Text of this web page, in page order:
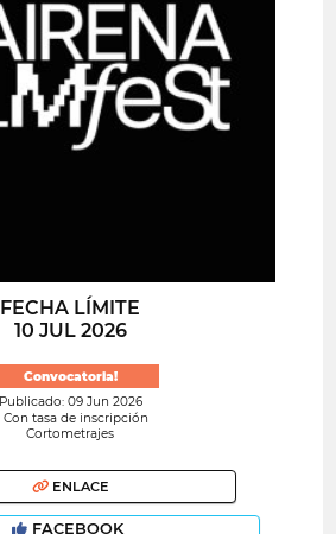
FECHA LÍMITE
10 JUL 2026
Convocatoria!
Publicado: 09 Jun 2026
Con tasa de inscripción
Cortometrajes
ENLACE
FACEBOOK